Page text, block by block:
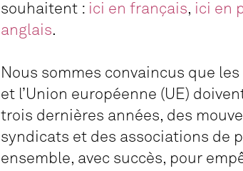
souhaitent : ici en français, ici en
anglais.
Nous sommes convaincus que
et l’Union européenne (UE)
trois dernières années, des
syndicats et des associations de
ensemble, avec succès, pour